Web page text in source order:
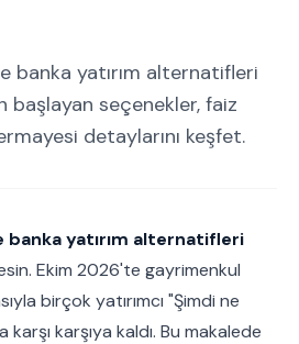
banka yatırım alternatifleri
seçenekler, faiz
detaylarını keşfet.
banka yatırım alternatifleri
Ekim 2026'te gayrimenkul
birçok yatırımcı "Şimdi ne
karşıya kaldı. Bu makalede